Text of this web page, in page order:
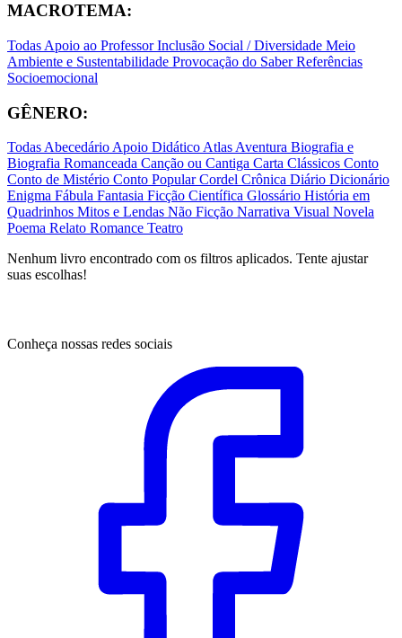
MACROTEMA:
Todas Apoio ao ProfessorInclusão Social / Diversidade Meio
Ambiente e Sustentabilidade Provocação do SaberReferências
Socioemocional
GÊNERO:
TodasAbecedárioApoio DidáticoAtlasAventura Biografia e
Biografia Romanceada Canção ou Cantiga Carta Clássicos Conto
Conto de Mistério Conto PopularCordel Crônica Diário Dicionário
Enigma Fábula Fantasia Ficção Científica Glossário História em
Quadrinhos Mitos e Lendas Não Ficção Narrativa Visual Novela
Poema Relato Romance Teatro
Nenhum livro encontrado com os filtros aplicados. Tente ajustar
suas escolhas!
Conheça nossas redes sociais